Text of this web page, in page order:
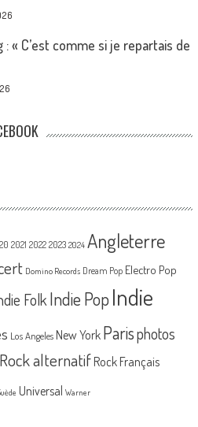
« C’est comme si je repartais de
2021 2022 2023 2024 Angleterre
Domino Records Dream Pop Electro Pop
FolkIndie PopIndie
Los Angeles New York Parisphotos
Rock alternatif Rock Français
Universal Warner